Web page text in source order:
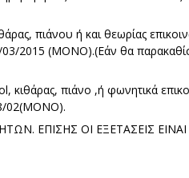
πιάνου ή και θεωρίας
03/2015 (ΜΟΝΟ).(Εάν θα
κιθάρας, πιάνο ,ή φωνητικά
02(ΜΟΝΟ).
ΕΠΙΣΗΣ ΟΙ ΕΞΕΤΑΣΕΙΣ ΕΙΝΑΙ